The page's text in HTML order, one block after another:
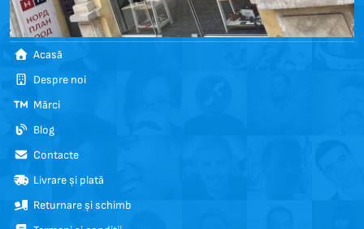
Acasă
Despre noi
Mărci
Blog
Contacte
Livrare și plată
Returnare și schimb